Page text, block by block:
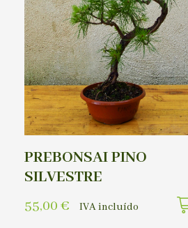
PREBONSAI PINO
SILVESTRE
55,00 € IVA incluído